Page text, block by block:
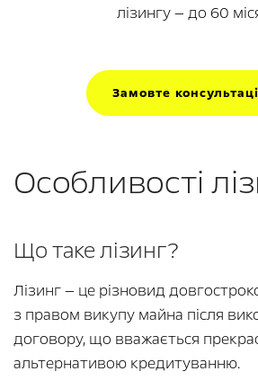
лізингу — до 60
Замовте
Особливості
Що таке лізинг?
Лізинг — це різновид
з правом викупу майна після
договору, що вважається
альтернативою кредитуванню.